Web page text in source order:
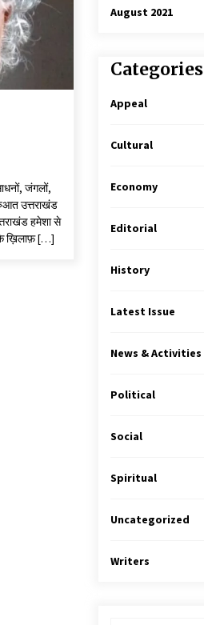
जंगलों,
उत्तराखंड
हमेशा से
के ख़िलाफ़ […]
August 2021
Categories
Appeal
Cultural
Economy
Editorial
History
Latest Issue
News & Activities
Political
Social
Spiritual
Uncategorized
Writers